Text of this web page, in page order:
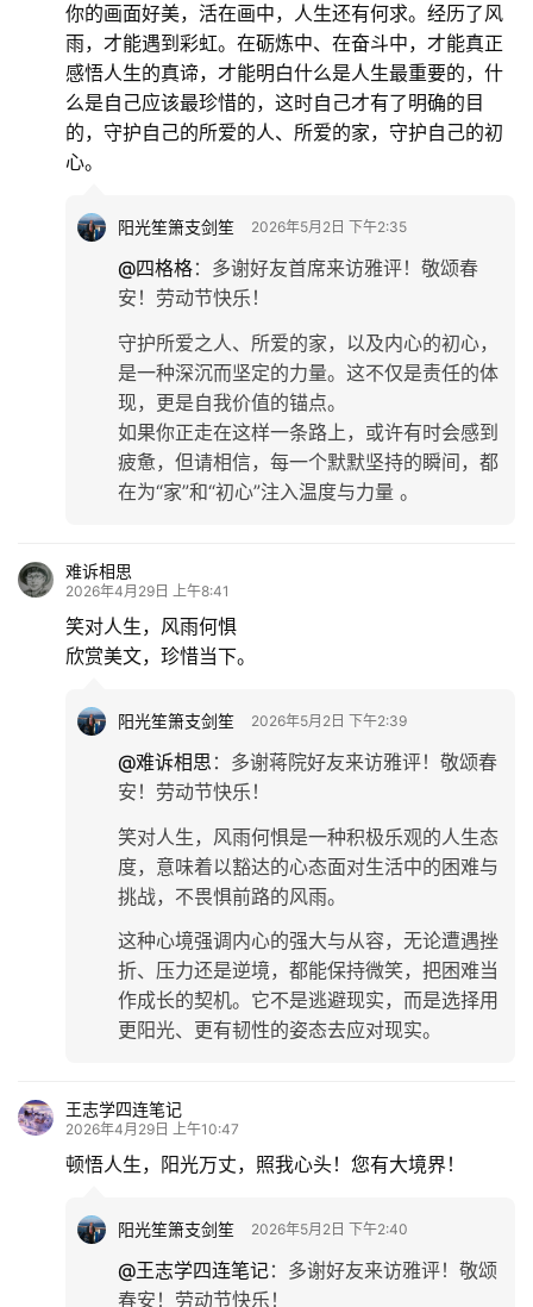
你的画面好美，活在画中，人生还有何求。经历了风
雨，才能遇到彩虹。在砺炼中、在奋斗中，才能真正
感悟人生的真谛，才能明白什么是人生最重要的，什
么是自己应该最珍惜的，这时自己才有了明确的目
的，守护自己的所爱的人、所爱的家，守护自己的初
心。
阳光笙箫支剑笙 2026年5月2日 下午2:35
@四格格： 多谢好友首席来访雅评！敬颂春
安！劳动节快乐！
守护所爱之人、所爱的家，以及内心的初心，
是一种深沉而坚定的力量‌。这不仅是责任的体
现，更是自我价值的锚点。
如果你正走在这样一条路上，或许有时会感到
疲惫，但请相信，每一个默默坚持的瞬间，都
在为“家”和“初心”注入温度与力量 。
难诉相思
2026年4月29日 上午8:41
笑对人生，风雨何惧
欣赏美文，珍惜当下。
阳光笙箫支剑笙 2026年5月2日 下午2:39
@难诉相思 ： 多谢蒋院好友来访雅评！敬颂春
安！劳动节快乐！
笑对人生，风雨何惧‌是一种积极乐观的人生态
度，意味着以豁达的心态面对生活中的困难与
挑战，不畏惧前路的风雨。
这种心境强调内心的强大与从容，无论遭遇挫
折、压力还是逆境，都能保持微笑，把困难当
作成长的契机。它不是逃避现实，而是选择用
更阳光、更有韧性的姿态去应对现实。
王志学四连笔记
2026年4月29日 上午10:47
顿悟人生，阳光万丈，照我心头！您有大境界！
阳光笙箫支剑笙 2026年5月2日 下午2:40
@王志学四连笔记： 多谢好友来访雅评！敬颂
春安！劳动节快乐！